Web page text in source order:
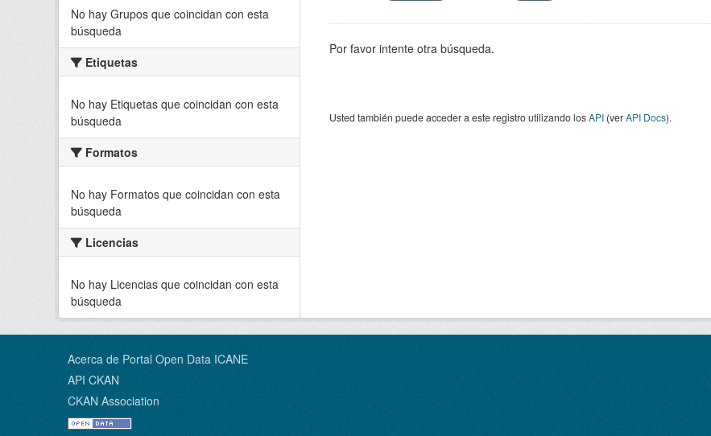
No hay Grupos que coincidan con esta
búsqueda
Etiquetas
No hay Etiquetas que coincidan con esta
búsqueda
Formatos
No hay Formatos que coincidan con esta
búsqueda
Licencias
No hay Licencias que coincidan con esta
búsqueda
Por favor intente otra búsqueda.
Usted también puede acceder a este registro utilizando losAPI(verAPI Docs).
Acerca de Portal Open Data ICANE
API CKAN
CKAN Association